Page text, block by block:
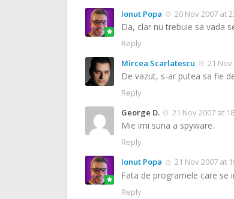
Ionut Popa
20 Nov 2007 at
Da, clar nu trebuie sa vada
Reply
Mircea Scarlatescu
21 Nov
De vazut, s-ar putea sa fie
Reply
George D.
21 Nov 2007 at
Mie imi suna a spyware.
Reply
Ionut Popa
21 Nov 2007 at
Fata de programele care se
Reply